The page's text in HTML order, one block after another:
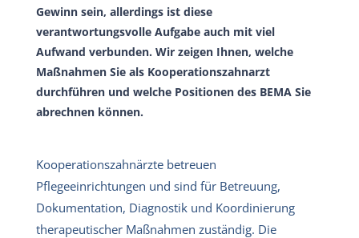
Gewinn sein, allerdings ist diese
verantwortungsvolle Aufgabe auch mit viel
Aufwand verbunden. Wir zeigen Ihnen, welche
Maßnahmen Sie als Kooperationszahnarzt
durchführen und welche Positionen des BEMA Sie
abrechnen können.
Kooperationszahnärzte betreuen
Pflegeeinrichtungen und sind für Betreuung,
Dokumentation, Diagnostik und Koordinierung
therapeutischer Maßnahmen zuständig. Die